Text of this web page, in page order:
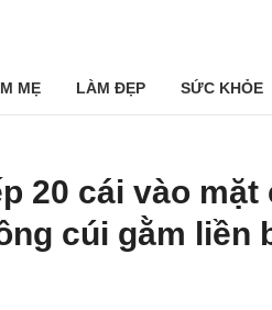
MẸ LÀM ĐẸP SỨC KHỎE
20 cái vào
cúi gằm liền